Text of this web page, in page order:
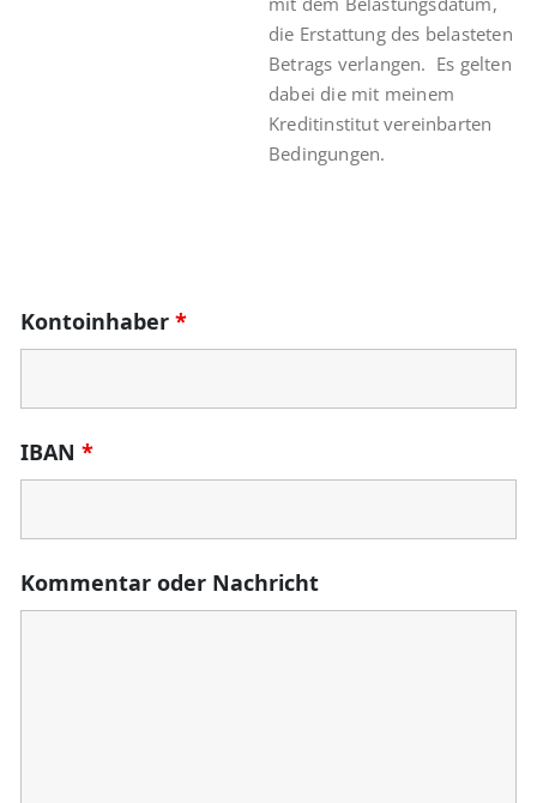
die Erstattung des belasteten
Betrags verlangen. Es gelten
dabei die mit meinem
Kreditinstitut vereinbarten
Bedingungen.
Kontoinhaber *
IBAN *
Kommentar oder Nachricht